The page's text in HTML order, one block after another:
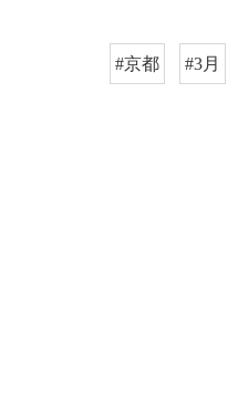
#京都 #3月